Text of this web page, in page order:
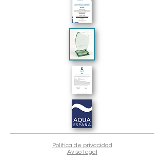
Política de privacidad
Aviso legal